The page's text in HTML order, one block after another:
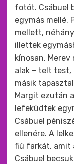
fotót. Csábuel
egymás mellé.
mellett,
illettek
kínosan. Merev
alak – telt test,
másik
Margit ezután
lefeküdtek
Csábuel
ellenére. A
fiú farkát, amit
Csábuel